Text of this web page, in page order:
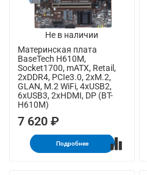
Не в наличии
Материнская плата
BaseTech H610M,
Socket1700, mATX, Retail,
2xDDR4, PCIe3.0, 2xM.2,
GLAN, M.2 WiFi, 4xUSB2,
6xUSB3, 2xHDMI, DP (BT-
H610M)
7 620 ₽
Подробнее